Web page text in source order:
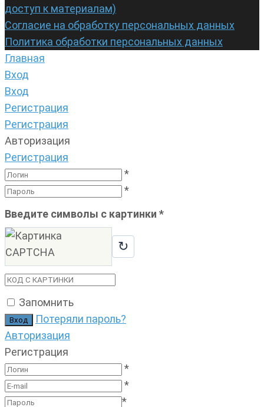
доступ к материалам)
Согласие на обработку персональных данных
Политика обработки персональных данных
Главная
Вход
Вход
Регистрация
Регистрация
Авторизация
Регистрация
*
*
Введите символы с картинки *
↻
Запомнить
Потеряли пароль?
Авторизация
Регистрация
*
*
*